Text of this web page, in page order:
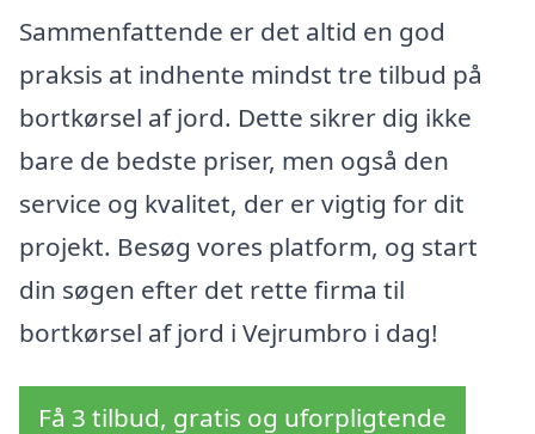
Sammenfattende er det altid en god
praksis at indhente mindst tre tilbud på
bortkørsel af jord. Dette sikrer dig ikke
bare de bedste priser, men også den
service og kvalitet, der er vigtig for dit
projekt. Besøg vores platform, og start
din søgen efter det rette firma til
bortkørsel af jord i Vejrumbro i dag!
Få 3 tilbud, gratis og uforpligtende